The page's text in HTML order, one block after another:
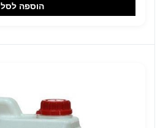
הוספה לסל